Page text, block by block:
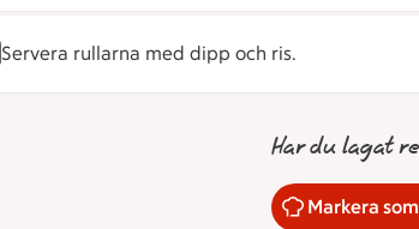
Servera rullarna med dipp och ris.
Har du lagat
Markera